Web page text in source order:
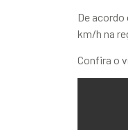
De
km/h na
Confira o